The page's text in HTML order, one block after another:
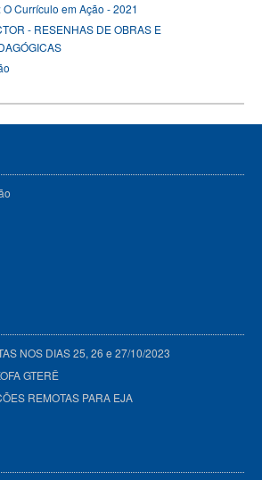
Currículo em Ação - 2021
- RESENHAS DE OBRAS E
NOS DIAS 25, 26 e 27/10/2023
GTERÊ
REMOTAS PARA EJA